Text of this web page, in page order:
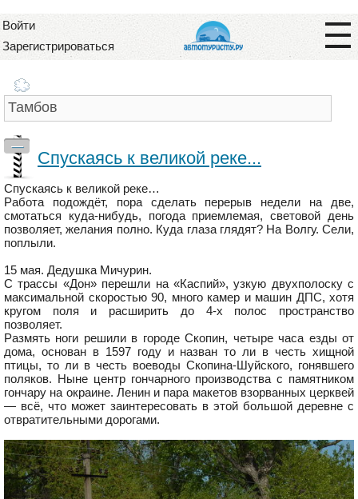
Войти
Зарегистрироваться
—
Спускаясь к великой реке...
Спускаясь к великой реке…
Работа подождёт, пора сделать перерыв недели на две,
смотаться куда-нибудь, погода приемлемая, световой день
позволяет, желания полно. Куда глаза глядят? На Волгу. Сели,
поплыли.
15 мая. Дедушка Мичурин.
С трассы «Дон» перешли на «Каспий», узкую двухполоску с
максимальной скоростью 90, много камер и машин ДПС, хотя
кругом поля и расширить до 4-х полос пространство
позволяет.
Размять ноги решили в городе Скопин, четыре часа езды от
дома, основан в 1597 году и назван то ли в честь хищной
птицы, то ли в честь воеводы Скопина-Шуйского, гонявшего
поляков. Ныне центр гончарного производства с памятником
гончару на окраине. Ленин и пара макетов взорванных церквей
— всё, что может заинтересовать в этой большой деревне с
отвратительными дорогами.